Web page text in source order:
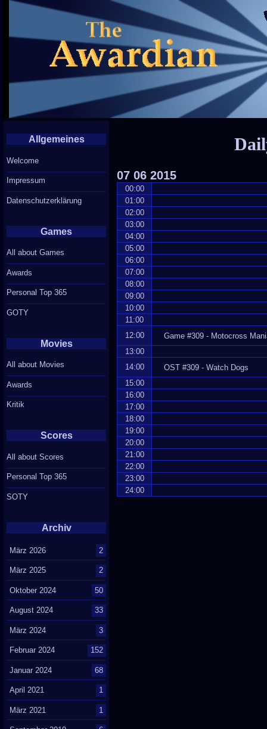
07 06 2015
00:00
01:00
02:00
03:00
04:00
05:00
06:00
07:00
08:00
09:00
10:00
11:00
12:00
Game #309 - Motocross
13:00
14:00
OST #309 - Watch Dogs
15:00
16:00
17:00
18:00
19:00
20:00
21:00
22:00
23:00
24:00
Allgemeines
Welcome
Impressum
Datenschutzerklärung
Games
All about Games
Awards
Personal Top 365
GOTY
Movies
All about Movies
Awards
Kritik
Scores
All about Scores
Personal Top 365
SOTY
Archiv
März 2026 2
März 2025 2
Oktober 2024 50
August 2024 33
März 2024 3
Februar 2024 152
Januar 2024 68
April 2021 1
März 2021 1